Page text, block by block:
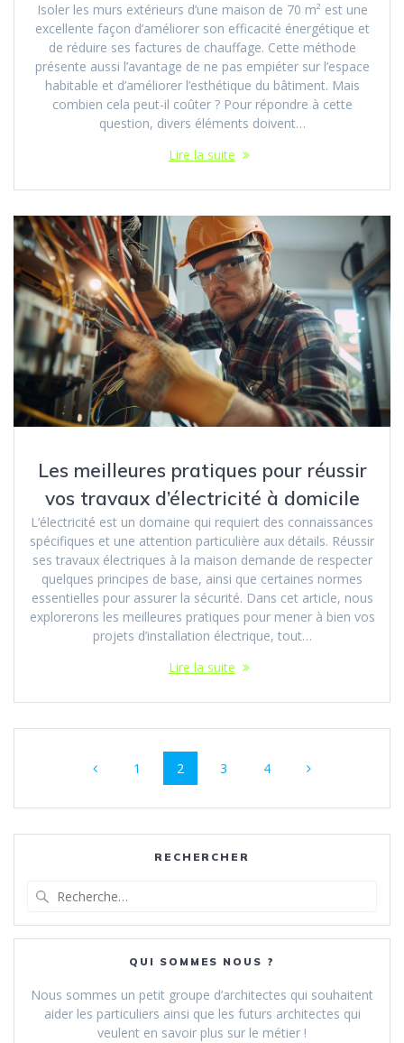
Isoler les murs extérieurs d’une maison de 70 m² est une
excellente façon d’améliorer son efficacité énergétique et
de réduire ses factures de chauffage. Cette méthode
présente aussi l’avantage de ne pas empiéter sur l’espace
habitable et d’améliorer l’esthétique du bâtiment. Mais
combien cela peut-il coûter ? Pour répondre à cette
question, divers éléments doivent…
Lire la suite
Les meilleures pratiques pour réussir
vos travaux d’électricité à domicile
L’électricité est un domaine qui requiert des connaissances
spécifiques et une attention particulière aux détails. Réussir
ses travaux électriques à la maison demande de respecter
quelques principes de base, ainsi que certaines normes
essentielles pour assurer la sécurité. Dans cet article, nous
explorerons les meilleures pratiques pour mener à bien vos
projets d’installation électrique, tout…
Lire la suite
Navigation
articles
Page
1 Page
2 Page
3 Page
4
RECHERCHER
:
QUI SOMMES NOUS ?
Nous sommes un petit groupe d’architectes qui souhaitent
aider les particuliers ainsi que les futurs architectes qui
veulent en savoir plus sur le métier !